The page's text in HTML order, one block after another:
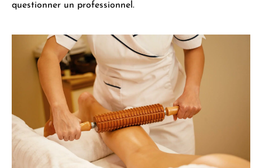
questionner un professionnel.